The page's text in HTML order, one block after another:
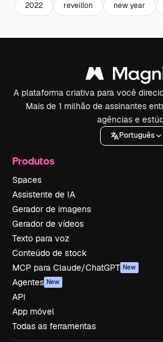
2022 reveillon new year
A plataforma criativa para você
Mais de 1 milhão de assinantes
agências e
Português
Produtos
Spaces
Assistente de IA
Gerador de imagens
Gerador de vídeos
Texto para voz
Conteúdo de stock
MCP para Claude/ChatGPT New
Agentes New
API
App móvel
Todas as ferramentas